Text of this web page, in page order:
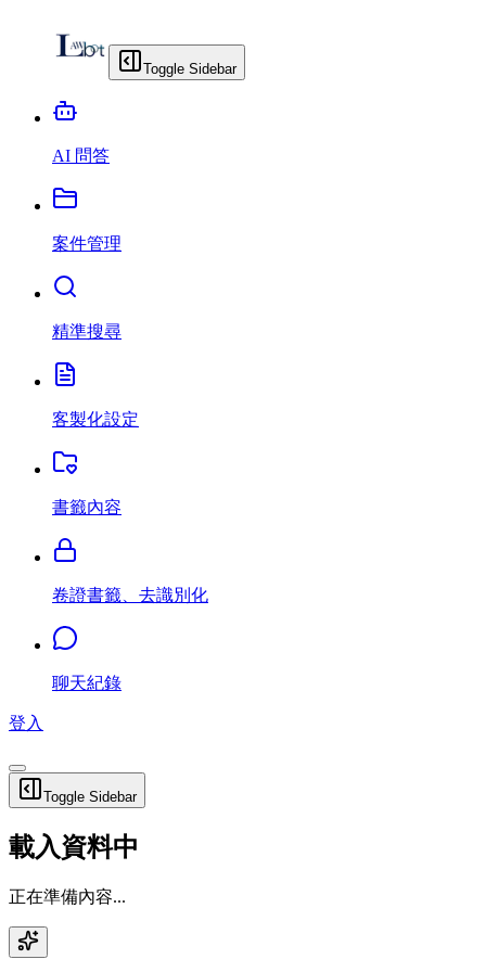
Toggle Sidebar
AI 問答
案件管理
精準搜尋
客製化設定
書籤內容
卷證書籤、去識別化
聊天紀錄
登入
Toggle Sidebar
載入資料中
正在準備內容...